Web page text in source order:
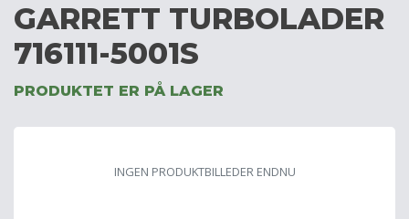
GARRETT TURBOLADER
716111-5001S
PRODUKTET ER PÅ LAGER
INGEN PRODUKTBILLEDER ENDNU